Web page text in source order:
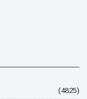
(4825)